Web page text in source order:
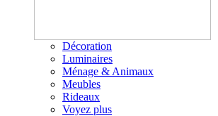
Décoration
Luminaires
Ménage & Animaux
Meubles
Rideaux
Voyez plus